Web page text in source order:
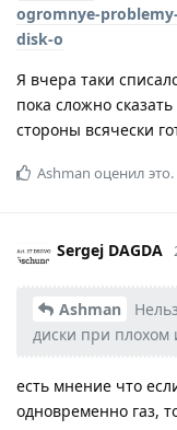
ogromnye-
disk-o
Я вчера таки
пока сложно
стороны всячески
Ashman оценил это.
Sergej DAGDA
Ashman
диски при плохом
есть мнение что
одновременно газ,